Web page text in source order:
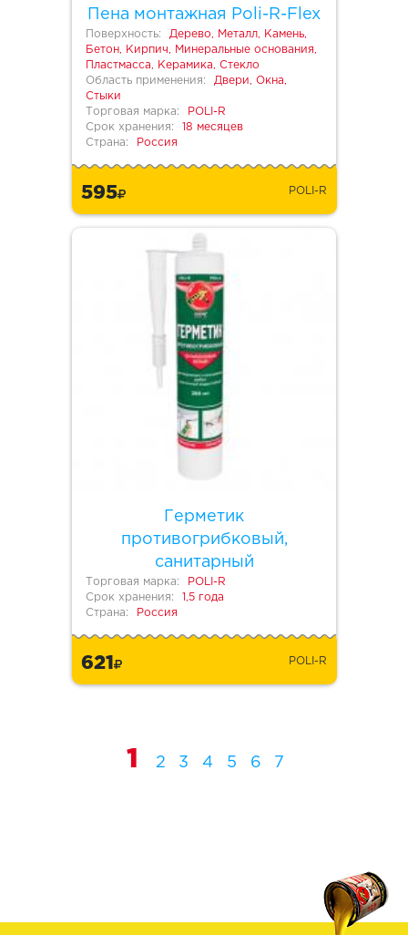
Пена монтажная Poli-R-Flex
Поверхность:
Дерево, Металл, Камень,
Бетон, Кирпич, Минеральные основания,
Пластмасса, Керамика, Стекло
Область применения:
Двери, Окна,
Стыки
Торговая марка:
POLI-R
Срок хранения:
18 месяцев
Страна:
Россия
595 POLI-R
Герметик
противогрибковый,
санитарный
Торговая марка:
POLI-R
Срок хранения:
1,5 года
Страна:
Россия
621 POLI-R
1 2 3 4 5 6 7